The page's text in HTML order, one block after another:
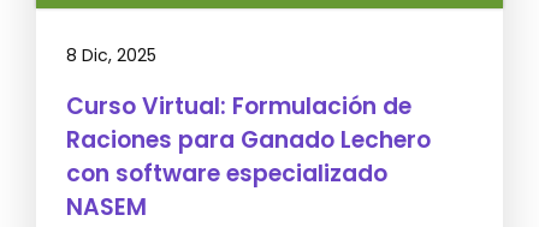
8 Dic, 2025
Curso Virtual: Formulación de
Raciones para Ganado Lechero
con software especializado
NASEM